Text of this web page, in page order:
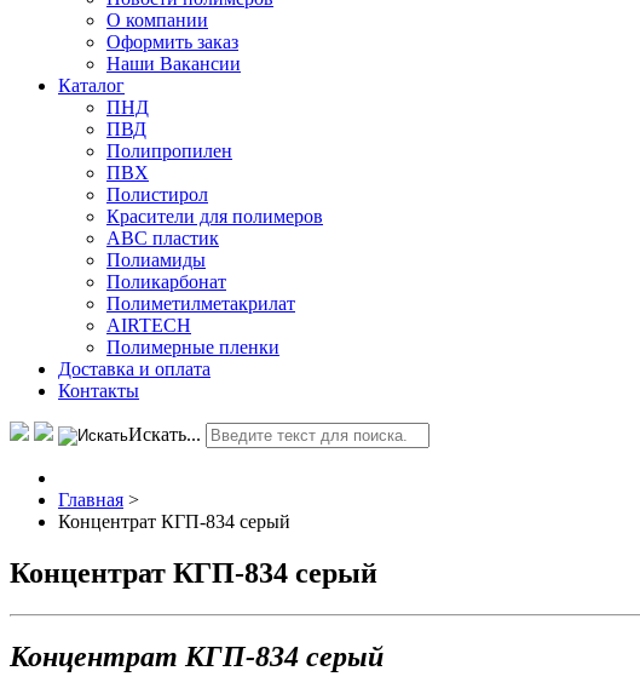
О компании
Оформить заказ
Наши Вакансии
Каталог
ПНД
ПВД
Полипропилен
ПВХ
Полистирол
Красители для полимеров
АВС пластик
Полиамиды
Поликарбонат
Полиметилметакрилат
AIRTECH
Полимерные пленки
Доставка и оплата
Контакты
Искать...
Главная >
Концентрат КГП-834 серый
Концентрат КГП-834 серый
Концентрат КГП-834 серый